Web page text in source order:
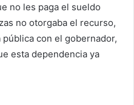
no les paga el sueldo
no otorgaba el recurso,
con el gobernador,
esta dependencia ya